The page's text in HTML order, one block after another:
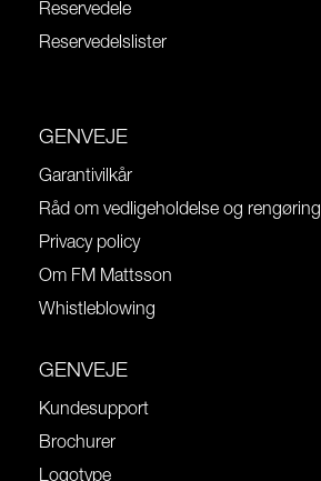
Reservedele
Reservedelslister
GENVEJE
Garantivilkår
Råd om vedligeholdelse og rengøring
Privacy policy
Om FM Mattsson
Whistleblowing
GENVEJE
Kundesupport
Brochurer
Logotype